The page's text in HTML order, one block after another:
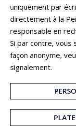
uniquement par
directement à la
responsable en
Si par contre, vous
façon anonyme,
signalement.